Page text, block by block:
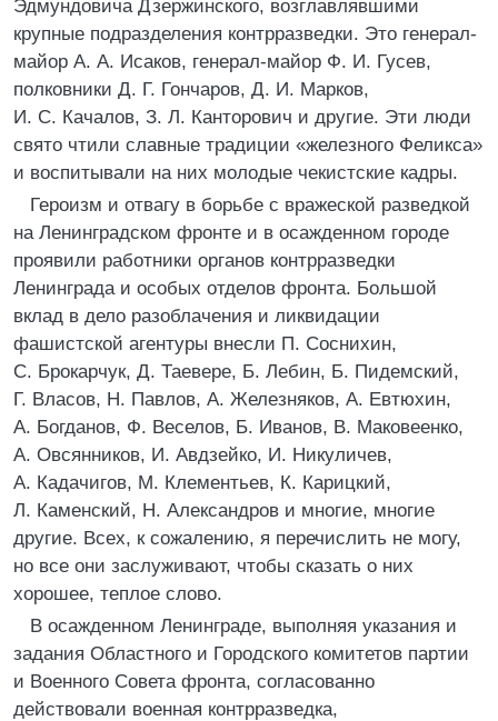
Эдмундовича Дзержинского, возглавлявшими
крупные подразделения контрразведки. Это генерал-
майор А. А. Исаков, генерал-майор Ф. И. Гусев,
полковники Д. Г. Гончаров, Д. И. Марков,
И. С. Качалов, З. Л. Канторович и другие. Эти люди
свято чтили славные традиции «железного Феликса»
и воспитывали на них молодые чекистские кадры.
Героизм и отвагу в борьбе с вражеской разведкой
на Ленинградском фронте и в осажденном городе
проявили работники органов контрразведки
Ленинграда и особых отделов фронта. Большой
вклад в дело разоблачения и ликвидации
фашистской агентуры внесли П. Соснихин,
С. Брокарчук, Д. Таевере, Б. Лебин, Б. Пидемский,
Г. Власов, Н. Павлов, А. Железняков, А. Евтюхин,
А. Богданов, Ф. Веселов, Б. Иванов, В. Маковеенко,
А. Овсянников, И. Авдзейко, И. Никуличев,
А. Кадачигов, М. Клементьев, К. Карицкий,
Л. Каменский, Н. Александров и многие, многие
другие. Всех, к сожалению, я перечислить не могу,
но все они заслуживают, чтобы сказать о них
хорошее, теплое слово.
В осажденном Ленинграде, выполняя указания и
задания Областного и Городского комитетов партии
и Военного Совета фронта, согласованно
действовали военная контрразведка,